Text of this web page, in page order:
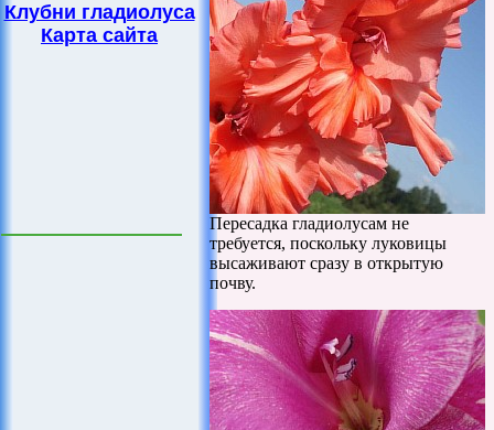
Клубни гладиолуса
Карта сайта
Пересадка гладиолусам не
требуется, поскольку луковицы
высаживают сразу в открытую
почву.